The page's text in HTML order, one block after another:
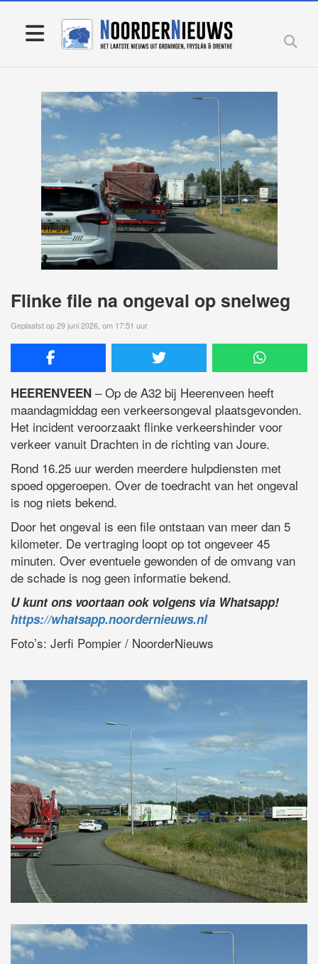
Flinke file na ongeval op snelweg
Geplaatst op 29 juni 2026, om 17:51 uur
HEERENVEEN – Op de A32 bij Heerenveen heeft
maandagmiddag een verkeersongeval plaatsgevonden.
Het incident veroorzaakt flinke verkeershinder voor
verkeer vanuit Drachten in de richting van Joure.
Rond 16.25 uur werden meerdere hulpdiensten met
spoed opgeroepen. Over de toedracht van het ongeval
is nog niets bekend.
Door het ongeval is een file ontstaan van meer dan 5
kilometer. De vertraging loopt op tot ongeveer 45
minuten. Over eventuele gewonden of de omvang van
de schade is nog geen informatie bekend.
U kunt ons voortaan ook volgens via Whatsapp!
https://whatsapp.noordernieuws.nl
Foto’s: Jerfi Pompier / NoorderNieuws